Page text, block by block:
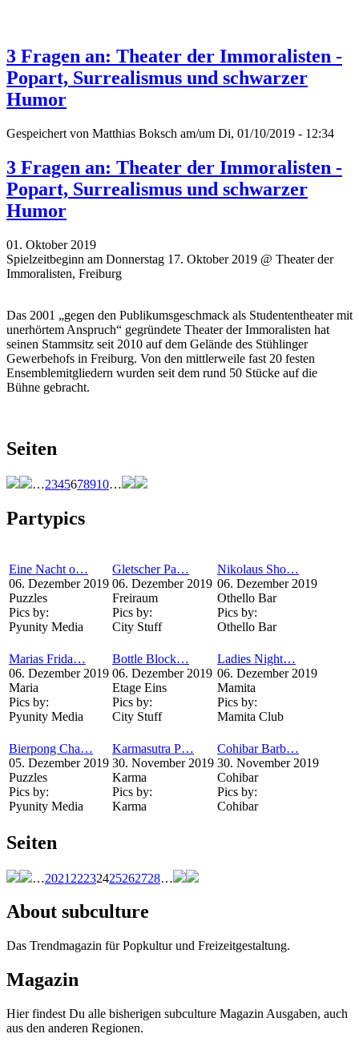
3 Fragen an: Theater der Immoralisten -
Popart, Surrealismus und schwarzer
Humor
Gespeichert von Matthias Boksch am/um Di, 01/10/2019 - 12:34
3 Fragen an: Theater der Immoralisten -
Popart, Surrealismus und schwarzer
Humor
01. Oktober 2019
Spielzeitbeginn am Donnerstag 17. Oktober 2019 @ Theater der
Immoralisten, Freiburg
Das 2001 „gegen den Publikumsgeschmack als Studententheater mit
unerhörtem Anspruch“ gegründete Theater der Immoralisten hat
seinen Stammsitz seit 2010 auf dem Gelände des Stühlinger
Gewerbehofs in Freiburg. Von den mittlerweile fast 20 festen
Ensemblemitgliedern wurden seit dem rund 50 Stücke auf die
Bühne gebracht.
Seiten
…2345678910…
Partypics
Eine Nacht o…
06. Dezember 2019
Puzzles
Pics by:
Pyunity Media
Gletscher Pa…
06. Dezember 2019
Freiraum
Pics by:
City Stuff
Nikolaus Sho…
06. Dezember 2019
Othello Bar
Pics by:
Othello Bar
Marias Frida…
06. Dezember 2019
Maria
Pics by:
Pyunity Media
Bottle Block…
06. Dezember 2019
Etage Eins
Pics by:
City Stuff
Ladies Night…
06. Dezember 2019
Mamita
Pics by:
Mamita Club
Bierpong Cha…
05. Dezember 2019
Puzzles
Pics by:
Pyunity Media
Karmasutra P…
30. November 2019
Karma
Pics by:
Karma
Cohibar Barb…
30. November 2019
Cohibar
Pics by:
Cohibar
Seiten
…2021 22232425262728…
About subculture
Das Trendmagazin für Popkultur und Freizeitgestaltung.
Magazin
Hier findest Du alle bisherigen subculture Magazin Ausgaben, auch
aus den anderen Regionen.